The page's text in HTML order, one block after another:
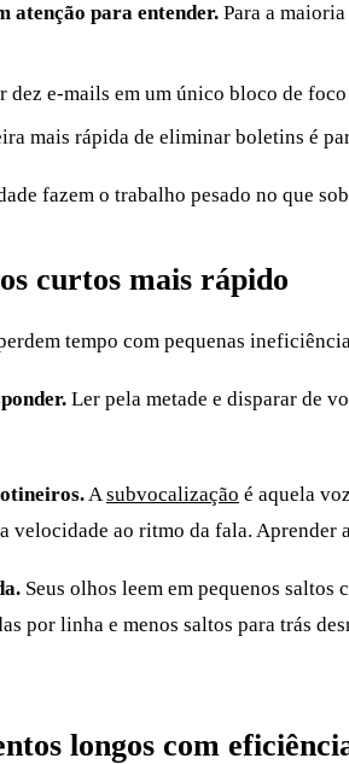
atenção para entender. Para a
dez e-mails em um único bloco de
mais rápida de eliminar boletins é
fazem o trabalho pesado no que
curtos mais rápido
tempo com pequenas
Ler pela metade e disparar de
Asubvocalização é aquela
velocidade ao ritmo da fala.
Seus olhos leem em pequenos saltos
por linha e menos saltos para trás
longos com